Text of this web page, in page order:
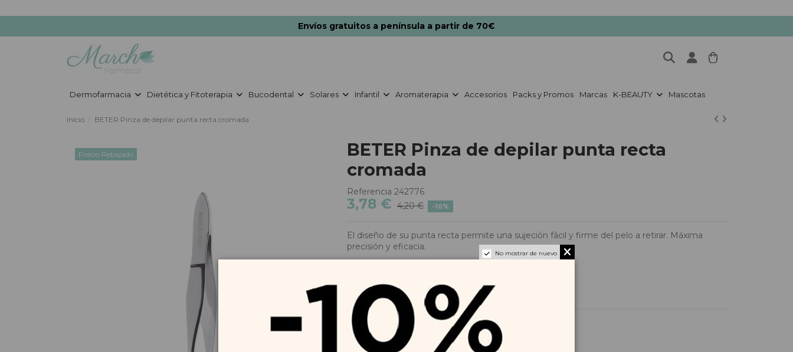
Envíos gratuitos a península a partir de 70€
Dermofarmacia Dietética y Fitoterapia Bucodental Solares Infantil Aromaterapia Accesorios Packs y Promos Marcas K-BEAUTY Mascotas
Inicio BETER Pinza de depilar punta recta cromada
Precio Rebajado
BETER Pinza de depilar punta recta
cromada
Referencia 242776
3,78 € 4,20 € -10%
El diseño de su punta recta permite una sujeción fácil y firme del pelo a retirar. Máxima
precisión y eficacia.
No mostrar de nuevo